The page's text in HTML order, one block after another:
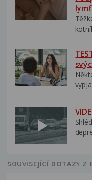
SOUVISEJÍCÍ DOTAZY Z